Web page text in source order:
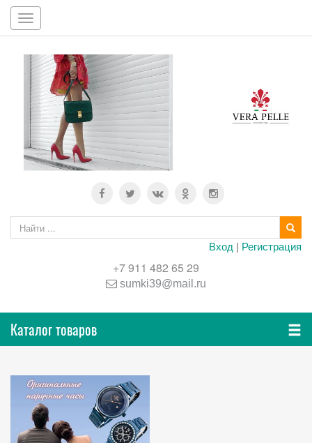
Toggle
navigation
Вход | Регистрация
+7 911 482 65 29
sumki39@mail.ru
Каталог товаров